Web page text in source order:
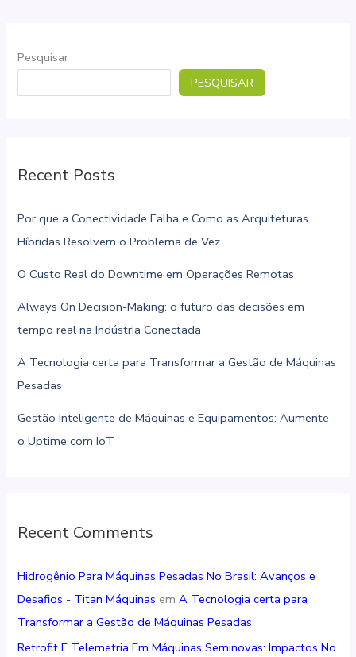
ST
Pesquisar
PESQUISAR
Recent Posts
Por que a Conectividade Falha e Como as Arquiteturas
Híbridas Resolvem o Problema de Vez
O Custo Real do Downtime em Operações Remotas
Always On Decision-Making: o futuro das decisões em
tempo real na Indústria Conectada
A Tecnologia certa para Transformar a Gestão de Máquinas
Pesadas
Gestão Inteligente de Máquinas e Equipamentos: Aumente
o Uptime com IoT
Recent Comments
Hidrogênio Para Máquinas Pesadas No Brasil: Avanços e
Desafios - Titan Máquinas emA Tecnologia certa para
Transformar a Gestão de Máquinas Pesadas
Retrofit E Telemetria Em Máquinas Seminovas: Impactos No